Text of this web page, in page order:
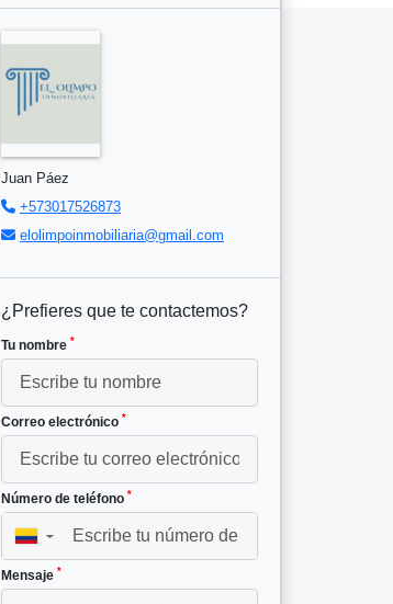
Juan Páez
+573017526873
elolimpoinmobiliaria@gmail.com
¿Prefieres que te contactemos?
Tu nombre *
Correo electrónico *
Número de teléfono *
▼
Mensaje *